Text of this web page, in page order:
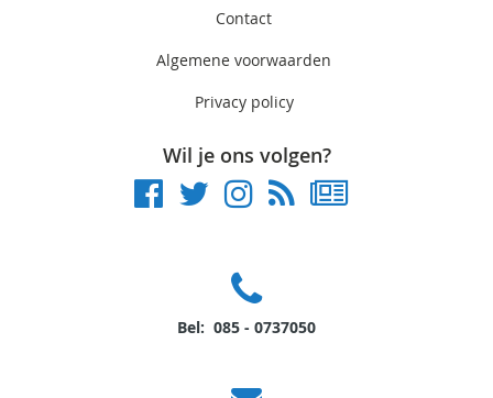
Contact
Algemene voorwaarden
Privacy policy
Wil je ons volgen?
Bel: 085 - 0737050